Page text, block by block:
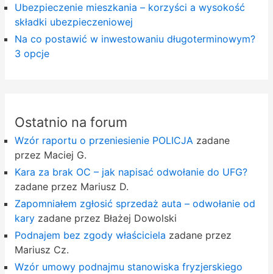
Ubezpieczenie mieszkania – korzyści a wysokość
składki ubezpieczeniowej
Na co postawić w inwestowaniu długoterminowym?
3 opcje
Ostatnio na forum
Wzór raportu o przeniesienie POLICJA zadane
przez Maciej G.
Kara za brak OC – jak napisać odwołanie do UFG?
zadane przez Mariusz D.
Zapomniałem zgłosić sprzedaż auta – odwołanie od
karyzadane przez Błażej Dowolski
Podnajem bez zgody właściciela zadane przez
Mariusz Cz.
Wzór umowy podnajmu stanowiska fryzjerskiego